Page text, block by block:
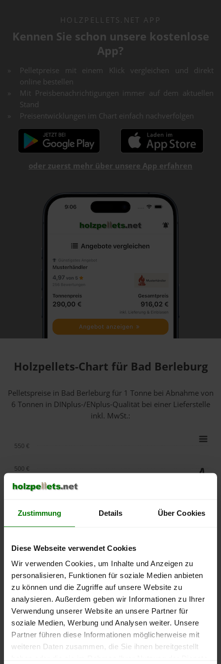
Zustimmung Details Über Cookies
Diese Webseite verwendet Cookies
Wir verwenden Cookies, um Inhalte und Anzeigen zu
personalisieren, Funktionen für soziale Medien anbieten
zu können und die Zugriffe auf unsere Website zu
analysieren. Außerdem geben wir Informationen zu Ihrer
Verwendung unserer Website an unsere Partner für
soziale Medien, Werbung und Analysen weiter. Unsere
Partner führen diese Informationen möglicherweise mit
weiteren Daten zusammen, die Sie ihnen bereitgestellt
HOLZPELLETS.NET APP
Kennen Sie schon unsere kostenlose
App?
Pelletpreise mit einem Klick vergleichen und direkt
online bestellen
Mit Preisbenachrichtigungen immer auf dem aktuellen
Stand
Preisentwicklungen im Chart einfach nachverfolgen
oder zuerst mehr über unsere App erfahren
Holzpellets-Chart für Bad Berleburg
Pelletspreise in Bad Berleburg für 1 Tonne bei Abnahmevon
6 Tonnen in DINplus-/ENplus-Qualität bei einer Lieferstelle
inkl. MwSt.:
lose Ware Sackware
September
2025
Januar
2026
Mai
2026
300 €
400 €
450 €
500 €
550 €
Die aktuelle Preisentwicklung für Holzpellets in Deutschland
können Sie jederzeit auf unsererPelletspreise-Seite